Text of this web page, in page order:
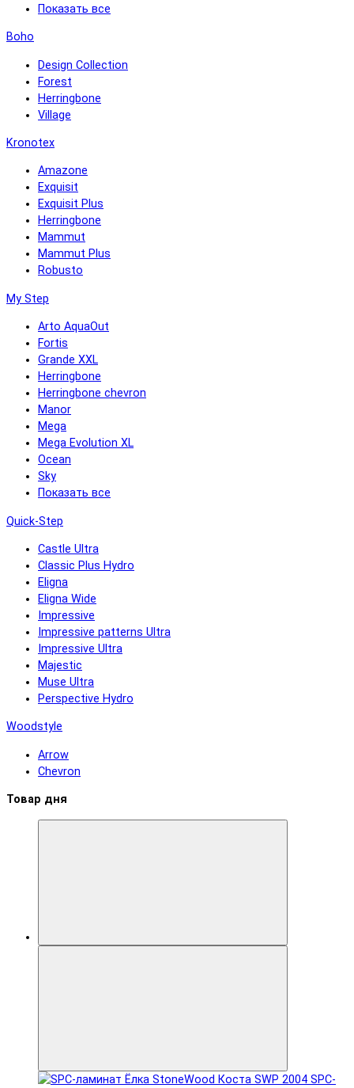
Показать все
Boho
Design Collection
Forest
Herringbone
Village
Kronotex
Amazone
Exquisit
Exquisit Plus
Herringbone
Mammut
Mammut Plus
Robusto
My Step
Arto AquaOut
Fortis
Grande XXL
Herringbone
Herringbone chevron
Manor
Mega
Mega Evolution XL
Ocean
Sky
Показать все
Quick-Step
Castle Ultra
Classic Plus Hydro
Eligna
Eligna Wide
Impressive
Impressive patterns Ultra
Impressive Ultra
Majestic
Muse Ultra
Perspective Hydro
Woodstyle
Arrow
Chevron
Товар дня
SPC-